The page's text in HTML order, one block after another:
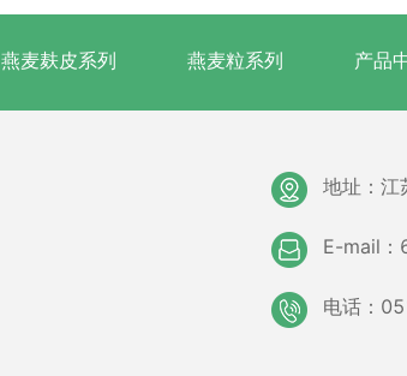
燕麦麸皮系列 燕麦粒系列 产品
地址：江
E-mail
电话：